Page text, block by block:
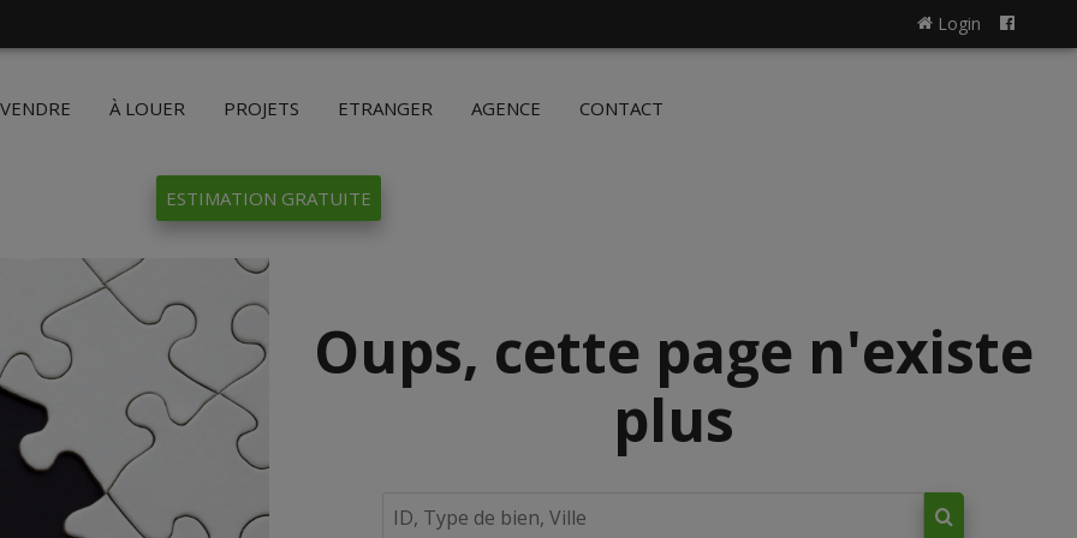
Login
À LOUER PROJETS ETRANGER AGENCE CONTACT
ESTIMATION GRATUITE
Oups, cette page n'existe
plus